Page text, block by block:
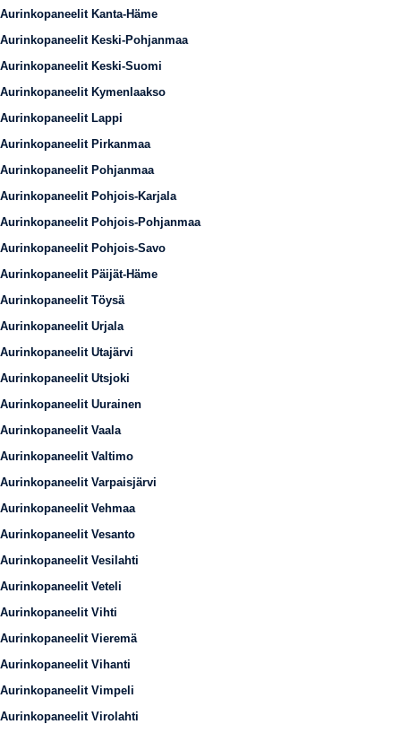
Aurinkopaneelit Kanta-Häme
Aurinkopaneelit Keski-Pohjanmaa
Aurinkopaneelit Keski-Suomi
Aurinkopaneelit Kymenlaakso
Aurinkopaneelit Lappi
Aurinkopaneelit Pirkanmaa
Aurinkopaneelit Pohjanmaa
Aurinkopaneelit Pohjois-Karjala
Aurinkopaneelit Pohjois-Pohjanmaa
Aurinkopaneelit Pohjois-Savo
Aurinkopaneelit Päijät-Häme
Aurinkopaneelit Töysä
Aurinkopaneelit Urjala
Aurinkopaneelit Utajärvi
Aurinkopaneelit Utsjoki
Aurinkopaneelit Uurainen
Aurinkopaneelit Vaala
Aurinkopaneelit Valtimo
Aurinkopaneelit Varpaisjärvi
Aurinkopaneelit Vehmaa
Aurinkopaneelit Vesanto
Aurinkopaneelit Vesilahti
Aurinkopaneelit Veteli
Aurinkopaneelit Vihti
Aurinkopaneelit Vieremä
Aurinkopaneelit Vihanti
Aurinkopaneelit Vimpeli
Aurinkopaneelit Virolahti